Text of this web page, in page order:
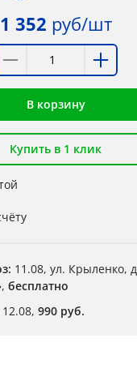
1 352 руб/шт
В корзину
Купить в 1 клик
11.08, ул. Крыленко,
бесплатно
12.08, 990 руб.